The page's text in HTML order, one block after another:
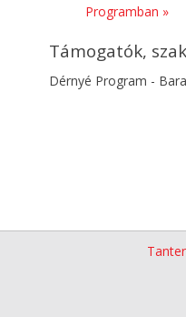
Programban »
Támogatók,
Dérnyé Program -